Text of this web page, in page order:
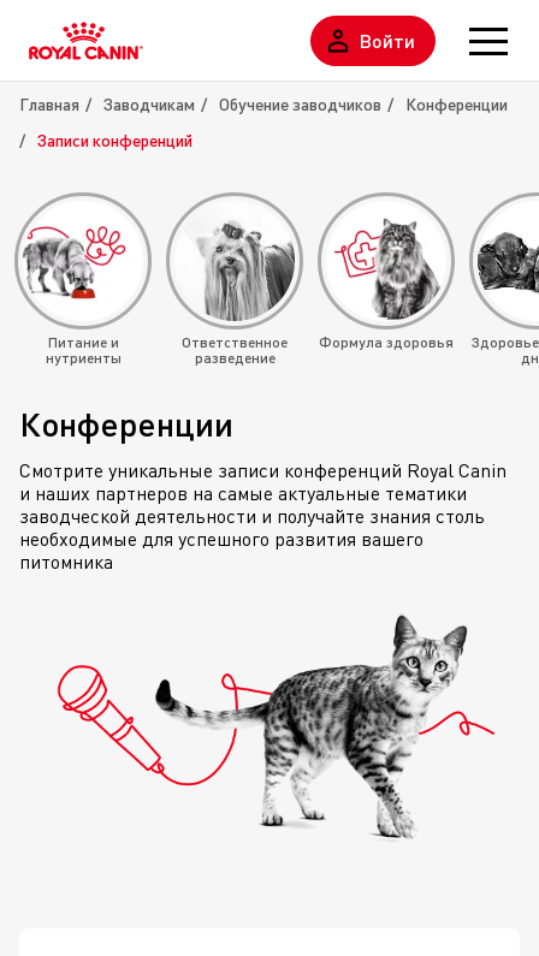
Войти
Главная Заводчикам Обучение заводчиков
Конференции
Записи конференций
Питание и
нутриенты
Ответственное
разведение
Формула здоровья
Конференции
Смотрите уникальные записи конференций Royal Canin
и наших партнеров на самые актуальные тематики
заводческой деятельности и получайте знания столь
необходимые для успешного развития вашего
питомника